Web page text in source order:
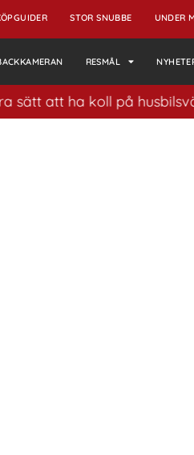
STOR SNUBBE UNDER
RESMÅL
ha koll på husbilsvärlden.